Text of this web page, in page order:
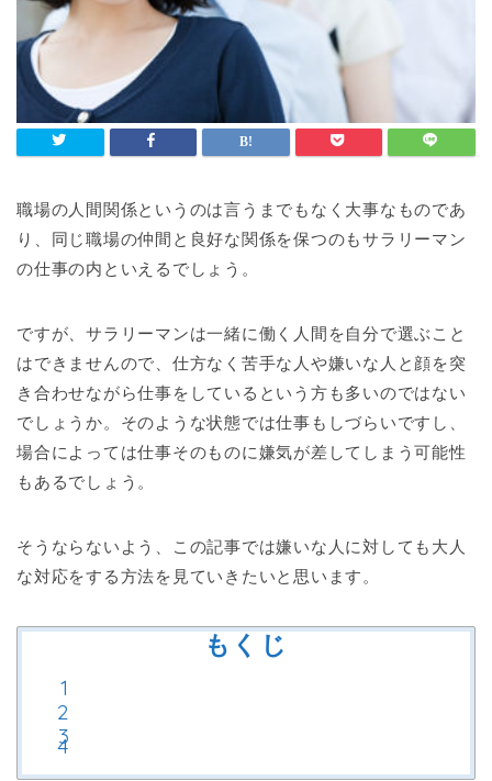
職場の人間関係というのは言うまでもなく大事なものであ
り、同じ職場の仲間と良好な関係を保つのもサラリーマン
の仕事の内といえるでしょう。
ですが、サラリーマンは一緒に働く人間を自分で選ぶこと
はできませんので、仕方なく苦手な人や嫌いな人と顔を突
き合わせながら仕事をしているという方も多いのではない
でしょうか。そのような状態では仕事もしづらいですし、
場合によっては仕事そのものに嫌気が差してしまう可能性
もあるでしょう。
そうならないよう、この記事では嫌いな人に対しても大人
な対応をする方法を見ていきたいと思います。
もくじ